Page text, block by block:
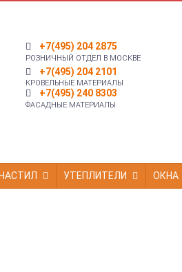
+7(495) 204 2875
РОЗНИЧНЫЙ ОТДЕЛ В МОСКВЕ
+7(495) 204 2101
КРОВЕЛЬНЫЕ МАТЕРИАЛЫ
+7(495) 240 8303
ФАСАДНЫЕ МАТЕРИАЛЫ
УТЕПЛИТЕЛИ ОКНА